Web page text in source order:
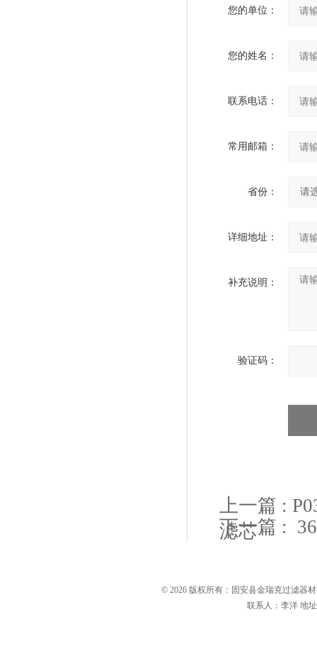
您的单位：
您的姓名：
联系电话：
常用邮箱：
省份：
详细地址：
补充说明：
验证码：
上一篇 :
滤芯
下一篇 :
© 2026 版权所有：固安县金瑞克过滤器
联系人：李洋 地